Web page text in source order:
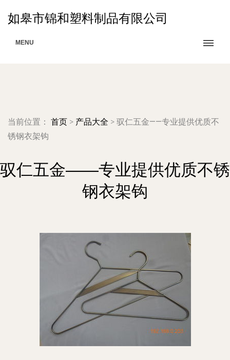
如皋市锦和塑料制品有限公司
MENU
当前位置： 首页 > 产品大全 > 驭仁五金——专业提供优质不
锈钢衣架钩
驭仁五金——专业提供优质不锈
钢衣架钩